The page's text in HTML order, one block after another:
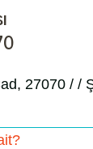
27070 / /